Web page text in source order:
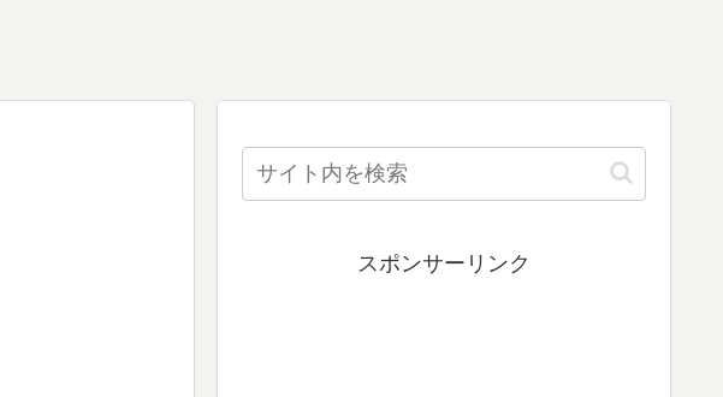
スポンサーリンク